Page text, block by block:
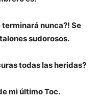
terminará nunca?! Se
sudorosos.
todas las heridas?
mi último Toc.